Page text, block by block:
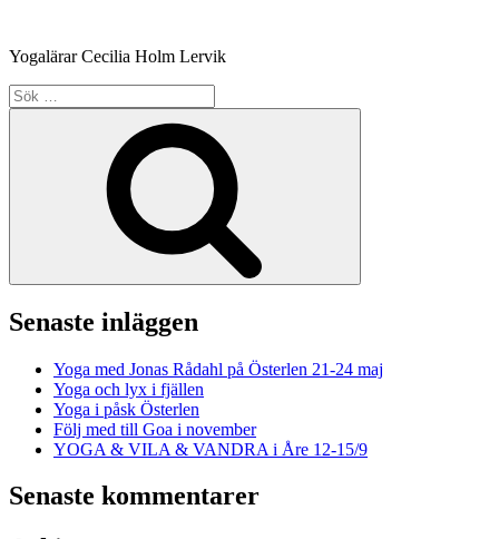
Yogalärar Cecilia Holm Lervik
Sök
efter:
Senaste inläggen
Yoga med Jonas Rådahl på Österlen 21-24 maj
Yoga och lyx i fjällen
Yoga i påsk Österlen
Följ med till Goa i november
YOGA & VILA & VANDRA i Åre 12-15/9
Senaste kommentarer